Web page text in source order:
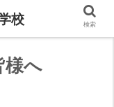
様へ
校 検索